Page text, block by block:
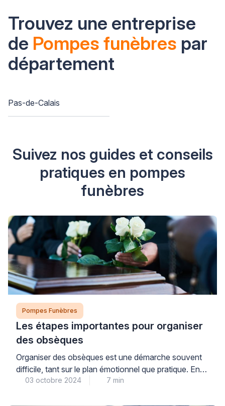
Trouvez une entreprise
de Pompes funèbres par
département
Pas-de-Calais
Suivez nos guides et conseils
pratiques en pompes
funèbres
Pompes Funèbres
Les étapes importantes pour organiser
des obsèques
Organiser des obsèques est une démarche souvent
difficile, tant sur le plan émotionnel que pratique. En
effet, il s’agit d’une tâche qui nécessite de
03 octobre 2024 7 min